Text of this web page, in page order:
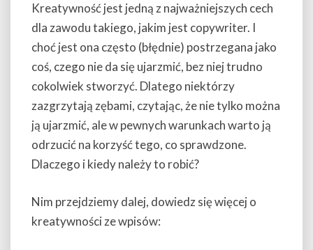
zasadach
Kreatywność jest jedną z najważniejszych cech
dla zawodu takiego, jakim jest copywriter. I
choć jest ona często (błędnie) postrzegana jako
coś, czego nie da się ujarzmić, bez niej trudno
cokolwiek stworzyć. Dlatego niektórzy
zazgrzytają zębami, czytając, że nie tylko można
ją ujarzmić, ale w pewnych warunkach warto ją
odrzucić na korzyść tego, co sprawdzone.
Dlaczego i kiedy należy to robić?
Nim przejdziemy dalej, dowiedz się więcej o
kreatywności ze wpisów: